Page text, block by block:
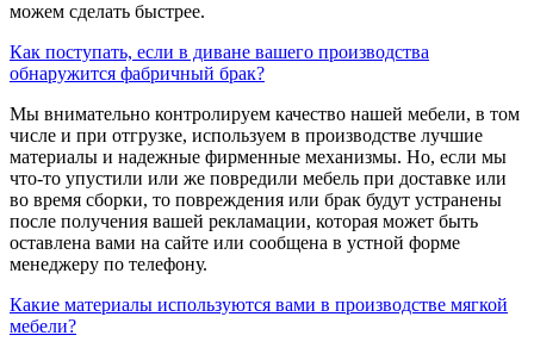
можем сделать быстрее.
Как поступать, если в диване вашего производства
обнаружится фабричный брак?
Мы внимательно контролируем качество нашей мебели, в том
числе и при отгрузке, используем в производстве лучшие
материалы и надежные фирменные механизмы. Но, если мы
что-то упустили или же повредили мебель при доставке или
во время сборки, то повреждения или брак будут устранены
после получения вашей рекламации, которая может быть
оставлена вами на сайте или сообщена в устной форме
менеджеру по телефону.
Какие материалы используются вами в производстве мягкой
мебели?